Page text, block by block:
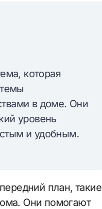
которая
в доме. Они
уровень
и удобным.
план, такие
Они помогают